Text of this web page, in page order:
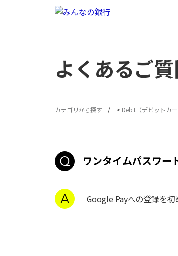
よくあるご
カテゴリから探す > Debit（デビットカー
ワンタイムパスワー
Google Payへの登録を